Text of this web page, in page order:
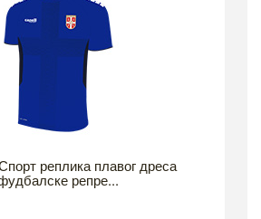
реплика плавог дреса
репре...